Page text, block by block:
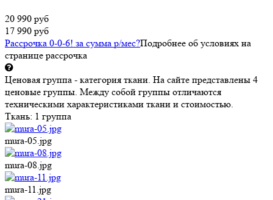
20 990 руб
17 990 руб
Рассрочка 0-0-6! за сумма р/мес?Подробнее об условиях на
странице рассрочка
Ценовая группа - категория ткани. На сайте представлены 4
ценовые группы. Между собой группы отличаются
техническими характеристиками ткани и стоимостью.
Ткань: 1 группа
mura-05.jpg
mura-08.jpg
mura-11.jpg